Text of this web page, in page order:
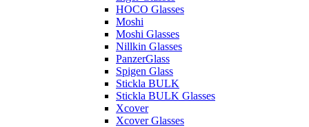
HOCO Glasses
Moshi
Moshi Glasses
Nillkin Glasses
PanzerGlass
Spigen Glass
Stickla BULK
Stickla BULK Glasses
Xcover
Xcover Glasses